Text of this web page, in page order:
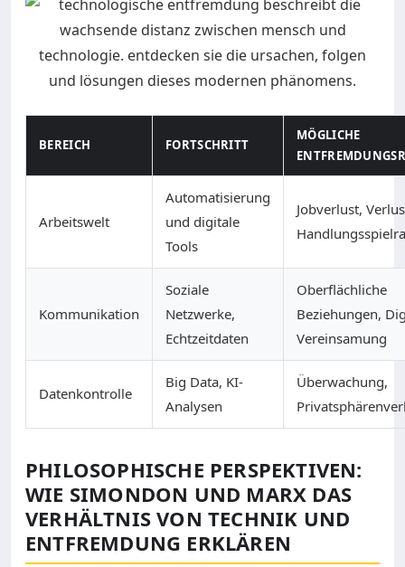
BEREICH FORTSCHRITT
MÖGLICHE
Arbeitswelt
Automatisierung
und digitale
Tools
Jobverlust,
Kommunikation
Soziale
Netzwerke,
Echtzeitdaten
Oberflächliche
Beziehungen,
Vereinsamung
Datenkontrolle
Big Data, KI-
Analysen
Überwachung,
PHILOSOPHISCHE PERSPEKTIVEN:
WIE SIMONDON UND MARX DAS
VERHÄLTNIS VON TECHNIK UND
ENTFREMDUNG ERKLÄREN